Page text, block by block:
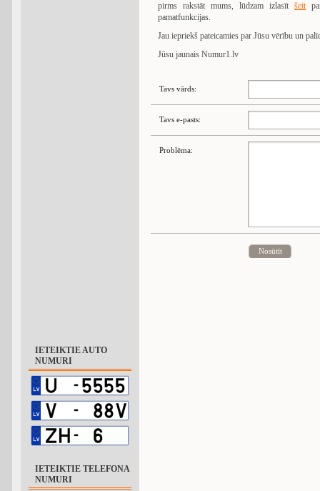
IETEIKTIE AUTO
NUMURI
IETEIKTIE TELEFONA
NUMURI
pirms rakstāt mums, lūdzam izlasīt šeit
pamatfunkcijas.
Jau iepriekš pateicamies par Jūsu vērību un
Jūsu jaunais Numur1.lv
Tavs vārds:
Tavs e-pasts:
Problēma:
Nosūtīt